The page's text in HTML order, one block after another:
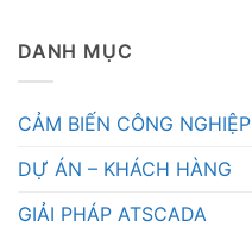
DANH MỤC
CẢM BIẾN CÔNG NGHIỆP
DỰ ÁN – KHÁCH HÀNG
GIẢI PHÁP ATSCADA